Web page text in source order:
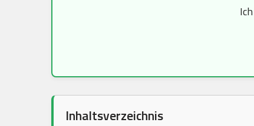
Inhaltsverzeichnis